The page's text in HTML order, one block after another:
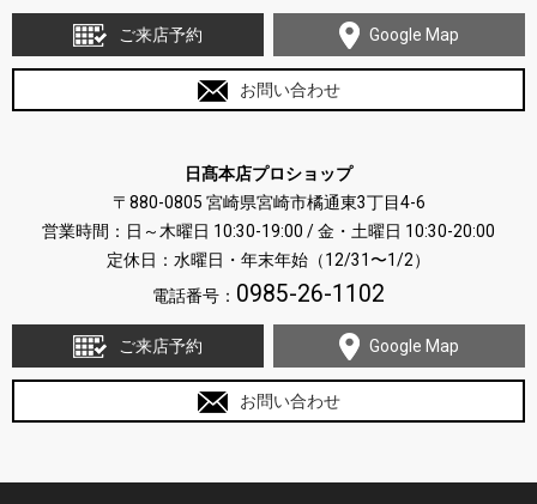
ご来店予約 Google Map
お問い合わせ
日髙本店プロショップ
〒880-0805 宮崎県宮崎市橘通東3丁目4-6
営業時間：日～木曜日 10:30-19:00 / 金・土曜日 10:30-20:00
定休日：水曜日・年末年始（12/31〜1/2）
電話番号： 0985-26-1102
ご来店予約 Google Map
お問い合わせ